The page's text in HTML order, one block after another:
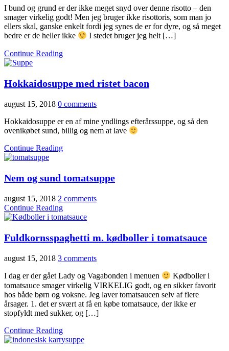
I bund og grund er der ikke meget snyd over denne risotto – den
smager virkelig godt! Men jeg bruger ikke risottoris, som man jo
ellers skal, ganske enkelt fordi jeg synes de er for dyre, og så meget
bedre er de heller ikke
I stedet bruger jeg helt […]
Continue Reading
Hokkaidosuppe med ristet bacon
august 15, 2018 0 comments
Hokkaidosuppe er en af mine yndlings efterårssuppe, og så den
ovenikøbet sund, billig og nem at lave
Continue Reading
Nem og sund tomatsuppe
august 15, 2018 2 comments
Continue Reading
Fuldkornsspaghetti m. kødboller i tomatsauce
august 15, 2018 3 comments
I dag er der gået Lady og Vagabonden i menuen
Kødboller i
tomatsauce smager virkelig VIRKELIG godt, og en sikker favorit
hos både børn og voksne. Jeg laver tomatsaucen selv af flere
årsager. 1. det er svært at få en købe tomatsauce, der ikke er
stopfyldt med sukker, og […]
Continue Reading